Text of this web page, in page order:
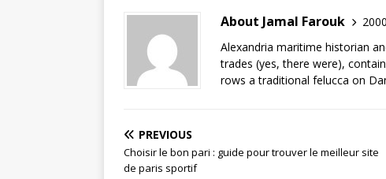
About Jamal Farouk
Alexandria maritime historian
trades (yes, there were),
rows a traditional felucca on
PREVIOUS
Choisir le bon pari : guide pour trouver le meilleur site
de paris sportif